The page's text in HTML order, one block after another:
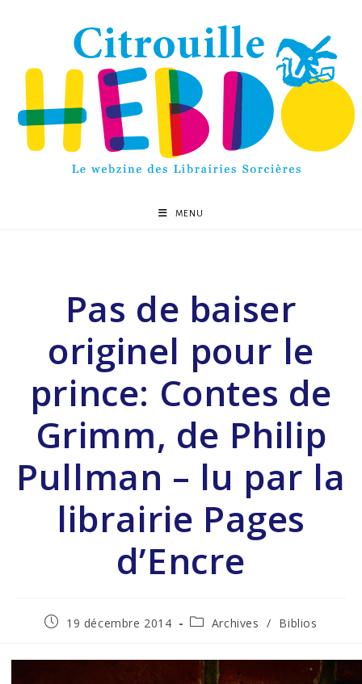
MENU
Pas de baiser
originel pour le
prince: Contes de
Grimm, de Philip
Pullman – lu par la
librairie Pages
d’Encre
19 décembre 2014 Archives / Biblios